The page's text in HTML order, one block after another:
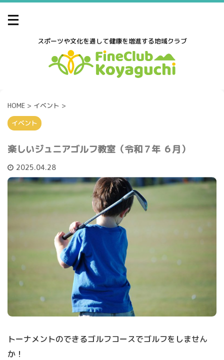
スポーツや文化を通して健康を増進する地域クラブ
HOME > イベント >
イベント
楽しいジュニアゴルフ教室（令和７年 ６月）
2025.04.28
トーナメントのできるゴルフコースでゴルフをしません
か！